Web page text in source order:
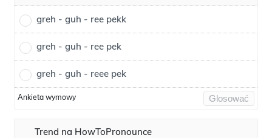
greh - guh - ree pekk
greh - guh - ree pek
greh - guh - reee pek
Ankieta wymowy Glosować
Trend na HowToPronounce